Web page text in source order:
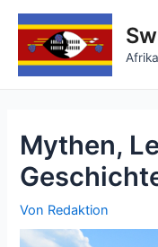
Inhalt
springen
Mythen,
Von Redaktion